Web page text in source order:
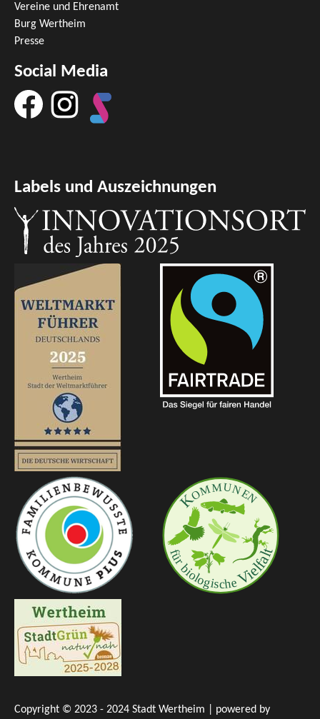
Vereine und Ehrenamt
Burg Wertheim
Presse
Social Media
Labels und Auszeichnungen
Copyright © 2023 - 2024 Stadt Wertheim | powered by